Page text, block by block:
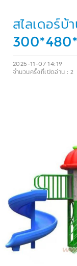
สไลเดอร์บ้
2025-11-07 14:19
จำนวนครั้งที่เปิดอ่าน : 2